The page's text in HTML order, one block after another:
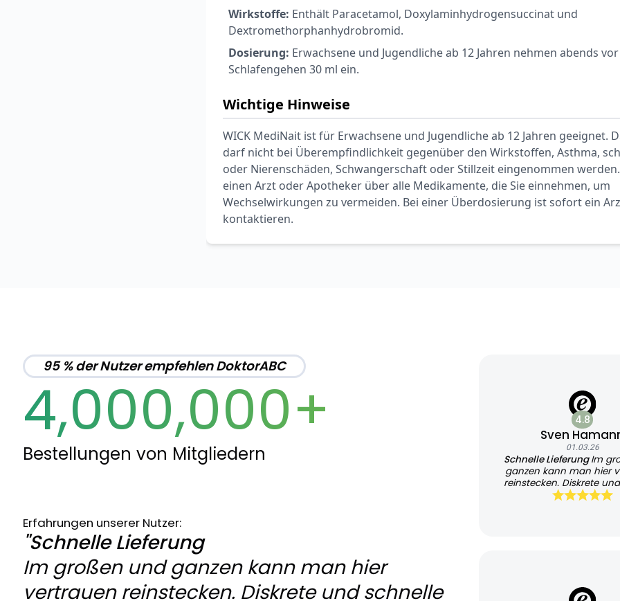
Wirkstoffe: Enthält Paracetamol, Doxylaminhydrogensuccinat und
Dextromethorphanhydrobromid.
Dosierung: Erwachsene und Jugendliche ab 12 Jahren nehmen abends
Schlafengehen 30 ml ein.
Wichtige Hinweise
WICK MediNait ist für Erwachsene und Jugendliche ab 12 Jahren geeignet.
darf nicht bei Überempfindlichkeit gegenüber den Wirkstoffen, Asthma,
oder Nierenschäden, Schwangerschaft oder Stillzeit eingenommen
einen Arzt oder Apotheker über alle Medikamente, die Sie einnehmen, um
Wechselwirkungen zu vermeiden. Bei einer Überdosierung ist sofort ein
kontaktieren.
95 % der Nutzer empfehlen DoktorABC
4,000,000+
Bestellungen von Mitgliedern
Erfahrungen unserer Nutzer:
"Schnelle Lieferung
Im großen und ganzen kann man hier
vertrauen reinstecken. Diskrete und schnelle
4.8
Sven
01.03.26
Schnelle LieferungIm
ganzen kann man hier
reinstecken. Diskrete
Lieferung